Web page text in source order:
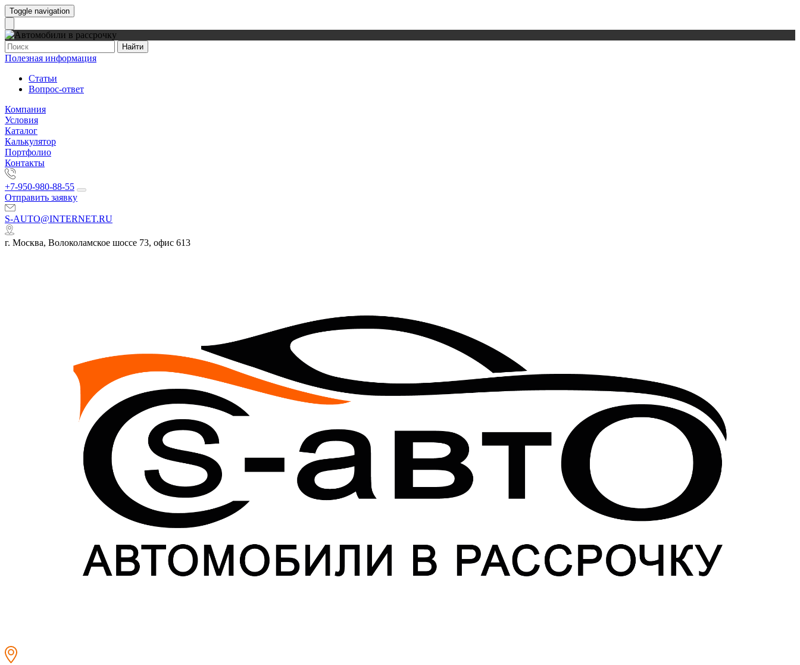
Toggle navigation
Найти
Полезная информация
Статьи
Вопрос-ответ
Компания
Условия
Каталог
Калькулятор
Портфолио
Контакты
+7-950-980-88-55
Отправить заявку
S-AUTO@INTERNET.RU
г. Москва, Волоколамское шоссе 73, офис 613